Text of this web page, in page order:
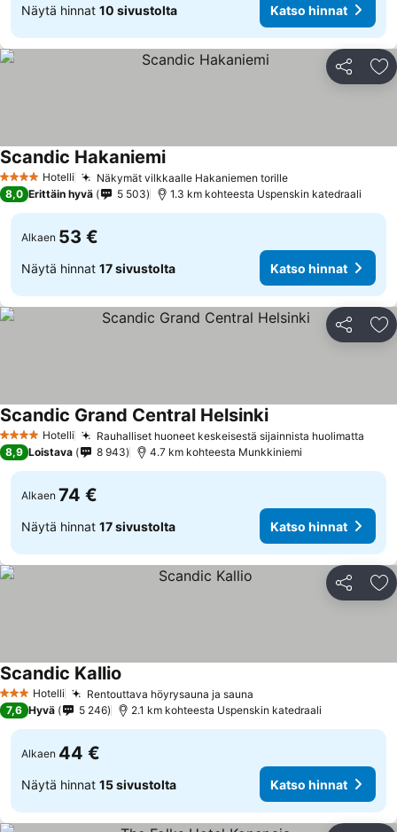
Näytä hinnat 10 sivustolta Katso hinnat
Jaa
4 Tähtiluokitus
Hotelli Näkymät vilkkaalle Hakaniemen torille
Scandic Hakaniemi
8,0 Erittäin hyvä 5 503 1.3 km kohteesta Uspenskin katedraali
Alkaen 53 €
Näytä hinnat 17 sivustolta Katso hinnat
Jaa
4 Tähtiluokitus
Hotelli Rauhalliset huoneet keskeisestä sijainnista huolimatta
Scandic Grand Central Helsinki
8,9 Loistava 8 943 4.7 km kohteesta Munkkiniemi
Alkaen 74 €
Näytä hinnat 17 sivustolta Katso hinnat
Jaa
3 Tähtiluokitus
Hotelli Rentouttava höyrysauna ja sauna
Scandic Kallio
7,6 Hyvä 5 246 2.1 km kohteesta Uspenskin katedraali
Alkaen 44 €
Näytä hinnat 15 sivustolta Katso hinnat